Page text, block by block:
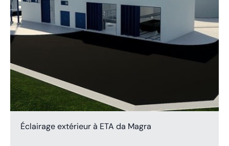
Éclairage extérieur à ETA da Magra